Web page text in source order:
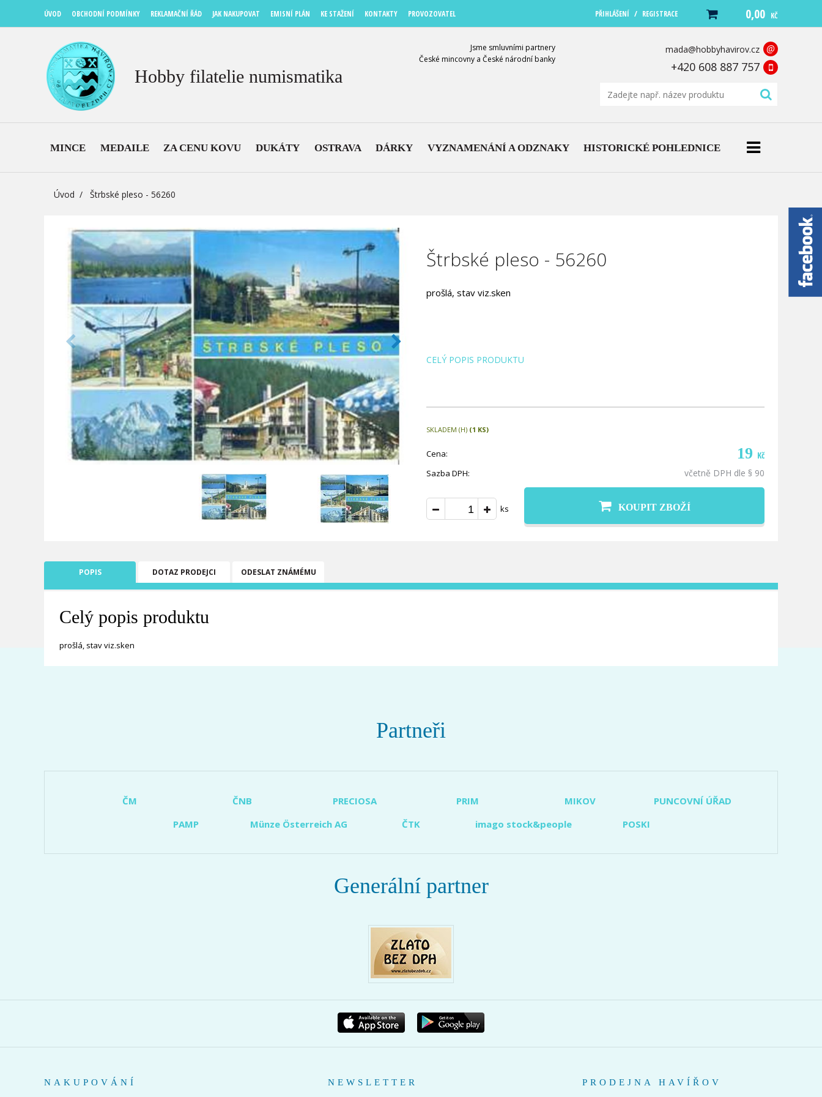
ÚVOD OBCHODNÍ PODMÍNKY REKLAMAČNÍ ŘÁD JAK NAKUPOVAT EMISNÍ PLÁN KE STAŽENÍ KONTAKTY PROVOZOVATEL PŘIHLÁŠENÍ / REGISTRACE 0,00 KČ
Hobby filatelie numismatika
Jsme smluvními partnery
České mincovny a České národní banky
mada@hobbyhavirov.cz @
+420 608 887 757
MINCE MEDAILE ZA CENU KOVU DUKÁTY OSTRAVA DÁRKY VYZNAMENÁNÍ A ODZNAKY HISTORICKÉ POHLEDNICE
Úvod Štrbské pleso - 56260
Štrbské pleso - 56260
prošlá, stav viz.sken
CELÝ POPIS PRODUKTU
SKLADEM (H) (1 KS)
Cena: 19 Kč
Sazba DPH: včetně DPH dle § 90
ks KOUPIT ZBOŽÍ
POPIS DOTAZ PRODEJCI ODESLAT ZNÁMÉMU
Celý popis produktu
prošlá, stav viz.sken
Partneři
ČM ČNB PRECIOSA PRIM MIKOV
PUNCOVNÍ ÚŘAD
PAMP
Münze Österreich AG ČTK imago stock&people POSKI
Generální partner
NAKUPOVÁNÍ NEWSLETTER PRODEJNA HAVÍŘOV